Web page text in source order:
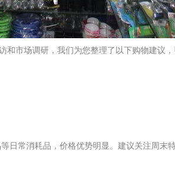
市场调研，我们为您整理了以下购物建议
常消耗品，价格优势明显。建议关注周末特